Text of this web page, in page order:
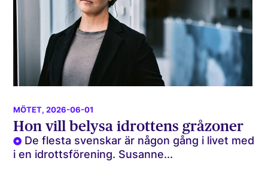
MÖTET, 2026-06-01
Hon vill belysa idrottens gråzoner
De flesta svenskar är någon gång i livet med
i en idrottsförening. Susanne...